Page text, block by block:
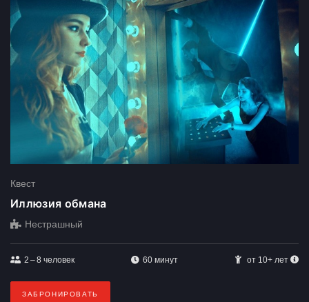
Квест
Иллюзия обмана
Нестрашный
2 – 8 человек 60 минут от 10+ лет
ЗАБРОНИРОВАТЬ